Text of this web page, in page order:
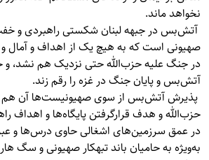
نخواهد ماند.
آتش‌بس در جبهه لبنان شکستی راهبردی و
صهیونی است که به هیچ یک از اهداف و آمال
در جنگ علیه حزب‌الله حتی نزدیک هم نشد، و
آتش‌بس و پایان جنگ در غزه را رقم زند.
پذیرش آتش‌بس از سوی صهیونیست‌ها آن هم
حزب‌الله و هدف قرارگرفتن پایگاه‌ها و اهداف
در عمق سرزمین‌های اشغالی حاوی درس‌ها و
به‌ویژه به حامیان باند تبهکار صهیونی و سگ